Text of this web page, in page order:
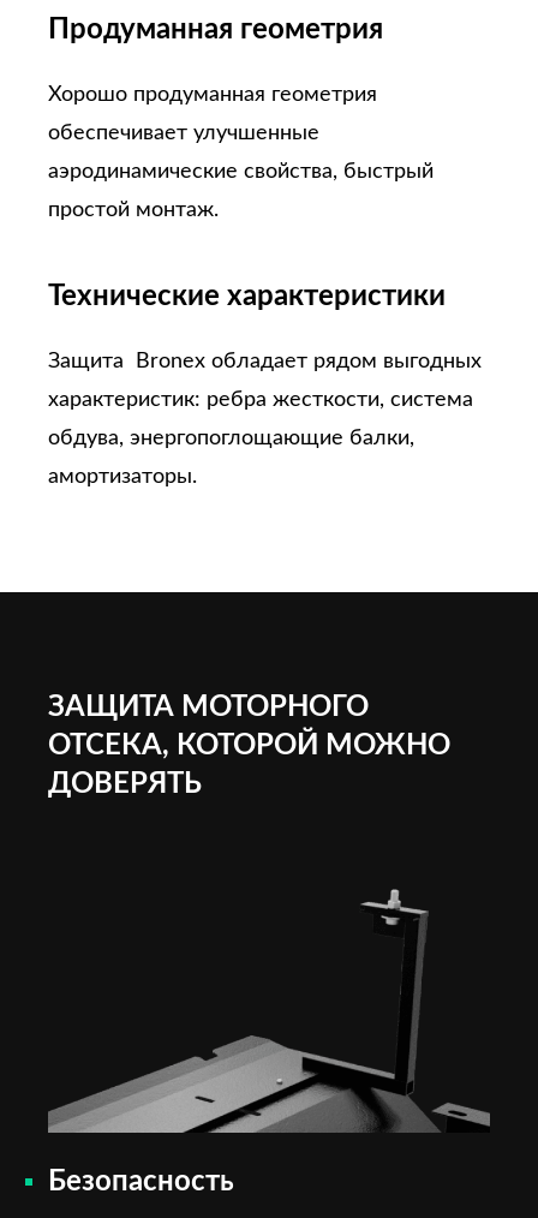
Продуманная геометрия
Хорошо продуманная геометрия
обеспечивает улучшенные
аэродинамические свойства, быстрый
простой монтаж.
Технические характеристики
Защита Bronex обладает рядом выгодных
характеристик: ребра жесткости, система
обдува, энергопоглощающие балки,
амортизаторы.
ЗАЩИТА МОТОРНОГО
ОТСЕКА, КОТОРОЙ МОЖНО
ДОВЕРЯТЬ
Безопасность